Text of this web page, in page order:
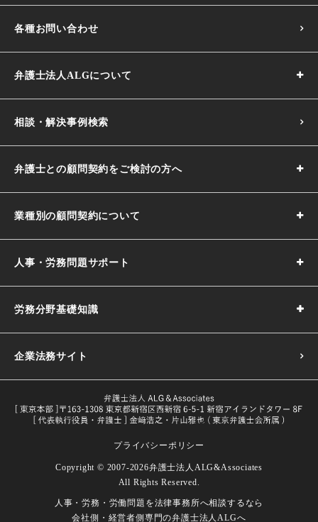
人事・労務・労働問題を法律事務所へ相談するなら
会社側・経営者側専門の弁護士法人ALGへ
各種お問い合わせ
弁護士法人ALGについて
相談・解決事例検索
弁護士との顧問契約をご検討の方へ
業種別の顧問契約について
人事・労務問題サポート
労務分野基礎知識
採用基準の決め方｜5つのポイントや注意点などわかりやす
試用期間とは｜解雇や期間の延長、注意点などを解説
労働者とは｜定義や関連する法律などをわかりやすく解説
目的や義務一覧・改正内容をわかり
企業法務サイト
プライバシーポリシー
Copyright © 2007-2026弁護士法人ALG&Associates
All Rights Reserved.